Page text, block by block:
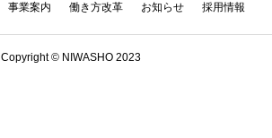
事業案内 働き方改革 お知らせ 採用情報
Copyright © NIWASHO 2023